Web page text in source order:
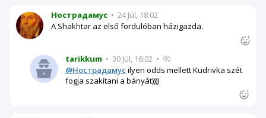
Нострадамус • 24 Júl, 18:02
A Shakhtar az első fordulóban házigazda.
tarikkum • 30 Júl, 16:02 •
@Нострадамус ilyen odds mellett Kudrivka szét
fogja szakítani a bányát))))